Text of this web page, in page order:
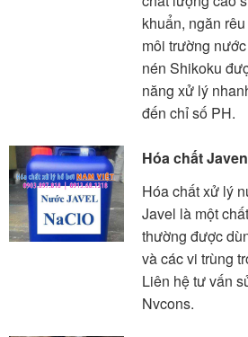
khuẩn, ngăn
môi trường
nén Shikoku
năng xử lý
đến chỉ số PH.
Hóa chất
Hóa chất xử lý
Javel là một
thường được
và các vi trùng
Liên hệ tư vấn
Nvcons.